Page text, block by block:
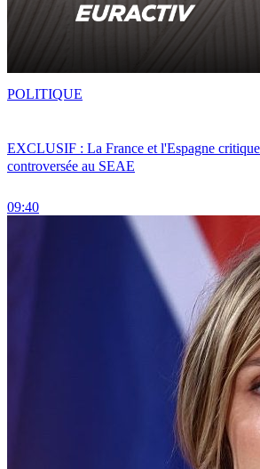
EXCLUSIF : La France et l'Espagne
controversée au SEAE
09:40
POLITIQUE